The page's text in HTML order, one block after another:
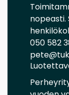
nopeasti.
050 582